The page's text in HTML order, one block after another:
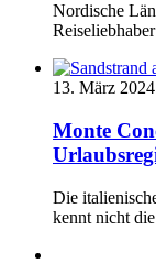
Nordische
13. März 2024
Monte
Die
kennt nicht